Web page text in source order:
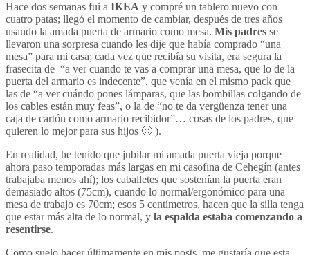
Hace dos semanas fui a IKEA y compré un tablero nuevo con
cuatro patas; llegó el momento de cambiar, después de tres años
usando la amada puerta de armario como mesa. Mis padres se
llevaron una sorpresa cuando les dije que había comprado “una
mesa” para mi casa; cada vez que recibía su visita, era segura la
frasecita de “a ver cuando te vas a comprar una mesa, que lo de la
puerta del armario es indecente”, que venía en el mismo pack que
las de “a ver cuándo pones lámparas, que las bombillas colgando de
los cables están muy feas”, o la de “no te da vergüenza tener una
caja de cartón como armario recibidor”… cosas de los padres, que
quieren lo mejor para sus hijos 🙂 ).
En realidad, he tenido que jubilar mi amada puerta vieja porque
ahora paso temporadas más largas en mi casofina de Cehegín (antes
trabajaba menos ahí); los caballetes que sostenían la puerta eran
demasiado altos (75cm), cuando lo normal/ergonómico para una
mesa de trabajo es 70cm; esos 5 centímetros, hacen que la silla tenga
que estar más alta de lo normal, y la espalda estaba comenzando a
resentirse.